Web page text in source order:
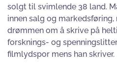
solgt til svimlende 38 land.
innen salg og
drømmen om å skrive på
forsknings- og
filmlydspor mens han skriver.